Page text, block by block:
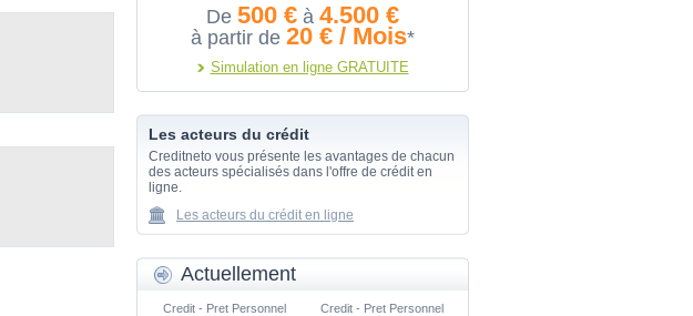
De 500 € à 4.500 €
à partir de 20 € / Mois*
Simulation en ligne GRATUITE
Les acteurs du crédit
Creditneto vous présente les avantages de chacun
des acteurs spécialisés dans l'offre de crédit en
ligne.
Les acteurs du crédit en ligne
Actuellement
Credit - Pret Personnel Credit - Pret Personnel